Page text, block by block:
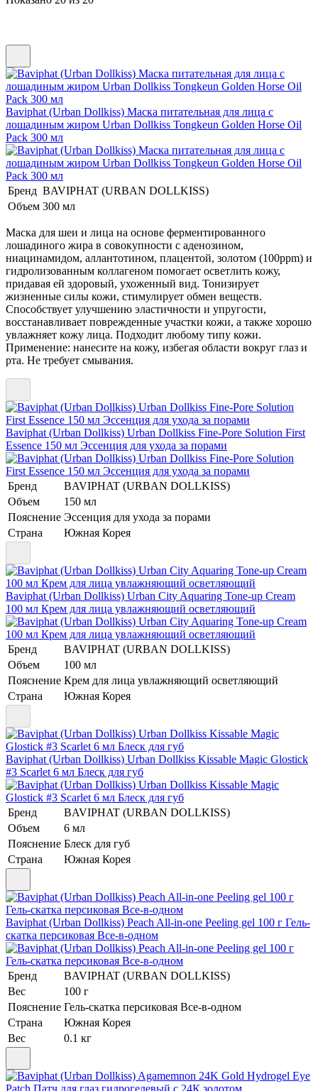
Baviphat (Urban Dollkiss) Маска питательная для лица с
лошадиным жиром Urban Dollkiss Tongkeun Golden Horse Oil
Pack 300 мл
Бренд BAVIPHAT (URBAN DOLLKISS)
Объем 300 мл
Маска для шеи и лица на основе ферментированного
лошадиного жира в совокупности с аденозином,
ниацинамидом, аллантотином, плацентой, золотом (100ppm) и
гидролизованным коллагеном помогает осветлить кожу,
придавая ей здоровый, ухоженный вид. Тонизирует
жизненные силы кожи, стимулирует обмен веществ.
Способствует улучшению эластичности и упругости,
восстанавливает поврежденные участки кожи, а также хорошо
увлажняет кожу лица. Подходит любому типу кожи.
Применение: нанесите на кожу, избегая области вокруг глаз и
рта. Не требует смывания.
Baviphat (Urban Dollkiss) Urban Dollkiss Fine-Pore Solution First
Essence 150 мл Эссенция для ухода за порами
Бренд
BAVIPHAT (URBAN DOLLKISS)
Объем
150 мл
Пояснение Эссенция для ухода за порами
Страна
Южная Корея
Baviphat (Urban Dollkiss) Urban City Aquaring Tone-up Cream
100 мл Крем для лица увлажняющий осветляющий
Бренд
BAVIPHAT (URBAN DOLLKISS)
Объем
100 мл
Пояснение Крем для лица увлажняющий осветляющий
Страна
Южная Корея
Baviphat (Urban Dollkiss) Urban Dollkiss Kissable Magic Glostick
#3 Scarlet 6 мл Блеск для губ
Бренд
BAVIPHAT (URBAN DOLLKISS)
Объем
6 мл
Пояснение Блеск для губ
Страна
Южная Корея
Baviphat (Urban Dollkiss) Peach All-in-one Peeling gel 100 г Гель-
скатка персиковая Все-в-одном
Бренд
BAVIPHAT (URBAN DOLLKISS)
Вес
100 г
Пояснение Гель-скатка персиковая Все-в-одном
Страна
Южная Корея
Вес
0.1 кг